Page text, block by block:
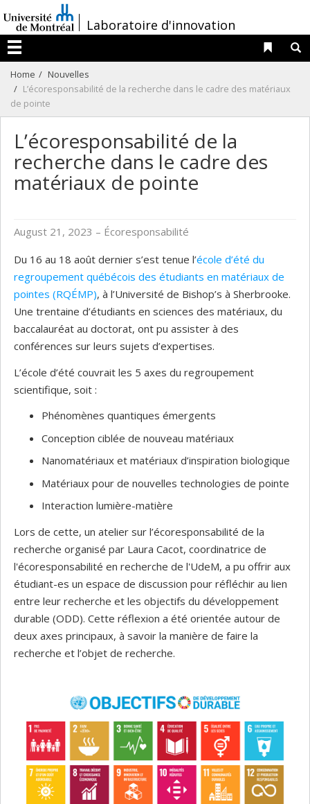
au
contenu
/Laboratoire d'innovation
Menu
Liens
Home
Nouvelles
L’écoresponsabilité de la recherche dans le cadre des matériaux
de pointe
L’écoresponsabilité de la
recherche dans le cadre des
matériaux de pointe
August 21, 2023 – Écoresponsabilité
Du 16 au 18 août dernier s’est tenue l’école d’été du
regroupement québécois des étudiants en matériaux de
pointes (RQÉMP), à l’Université de Bishop’s à Sherbrooke.
Une trentaine d’étudiants en sciences des matériaux, du
baccalauréat au doctorat, ont pu assister à des
conférences sur leurs sujets d’expertises.
L’école d’été couvrait les 5 axes du regroupement
scientifique, soit :
Phénomènes quantiques émergents
Conception ciblée de nouveau matériaux
Nanomatériaux et matériaux d’inspiration biologique
Matériaux pour de nouvelles technologies de pointe
Interaction lumière-matière
Lors de cette, un atelier sur l’écoresponsabilité de la
recherche organisé par Laura Cacot, coordinatrice de
l'écoresponsabilité en recherche de l'UdeM, a pu offrir aux
étudiant-es un espace de discussion pour réfléchir au lien
entre leur recherche et les objectifs du développement
durable (ODD). Cette réflexion a été orientée autour de
deux axes principaux, à savoir la manière de faire la
recherche et l’objet de recherche.